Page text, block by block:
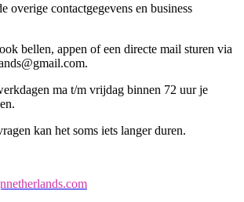
overige contactgegevens en business
bellen, appen of een directe mail sturen via
ma t/m vrijdag binnen 72 uur je
kan het soms iets langer duren.